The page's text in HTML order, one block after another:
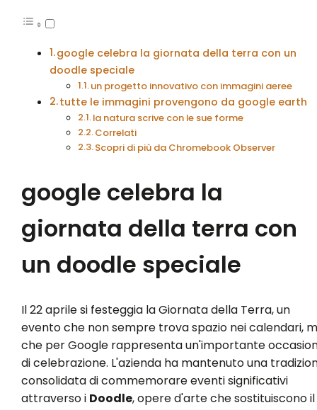
google celebra la giornata della terra con un
doodle speciale
un progetto innovativo con immagini aeree
tutte le immagini provengono da google earth
la natura scrive con le sue forme
Correlati
Scopri di più da Chromebook Observer
google celebra la
giornata della terra con
un doodle speciale
Il 22 aprile si festeggia la Giornata della Terra, un
evento che non sempre trova spazio nei calendari,
che per Google rappresenta un'importante
di celebrazione. L'azienda ha mantenuto una
consolidata di commemorare eventi significativi
attraverso i Doodle, opere d'arte che sostituiscono il